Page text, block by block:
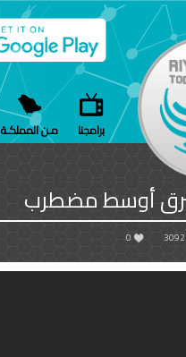
برامجنا مـن المملكـة
3092
0